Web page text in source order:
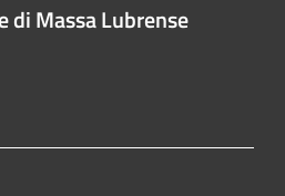
di Massa Lubrense